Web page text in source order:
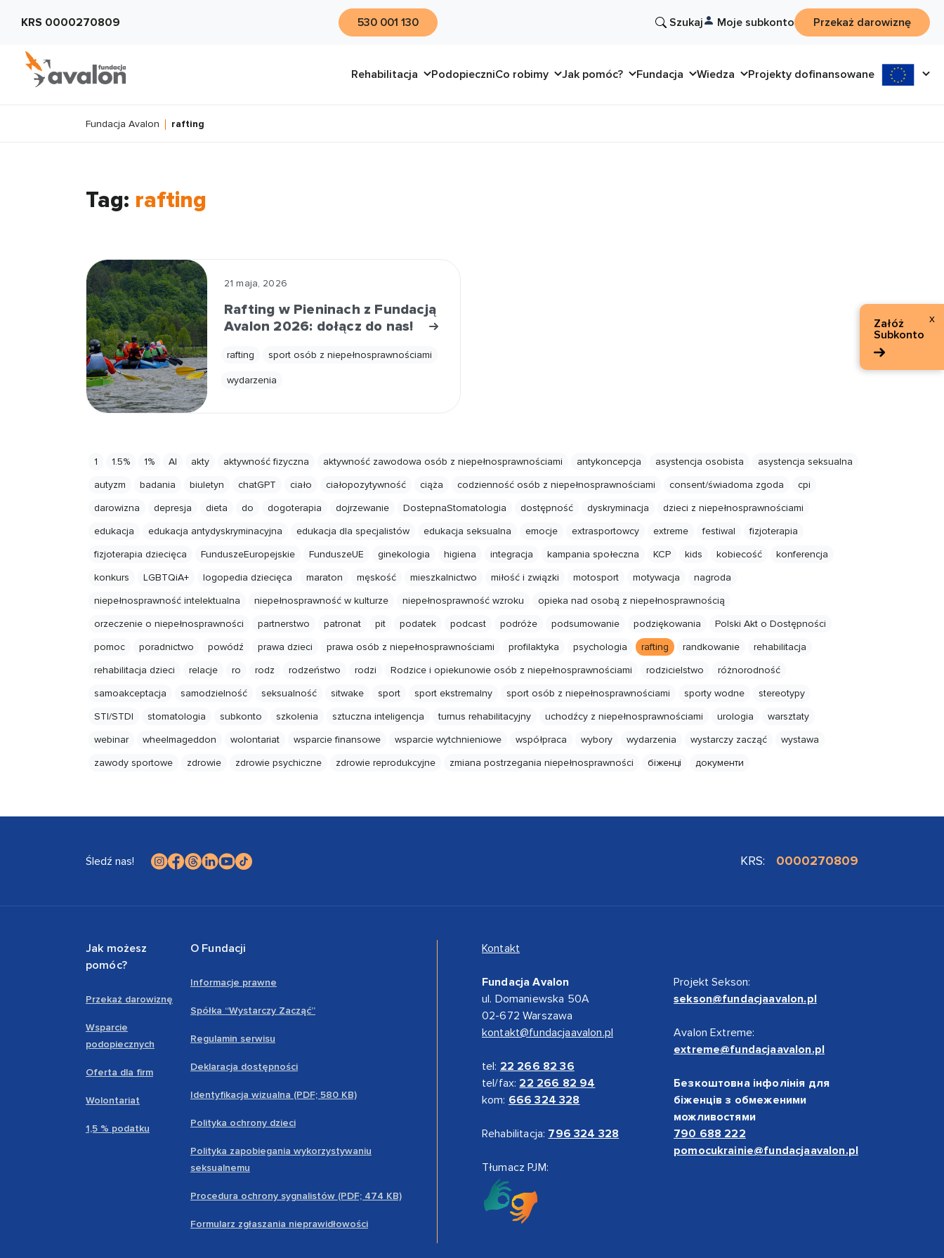
Załóż
Subkonto
x
KRS 0000270809 530 001 130 Szukaj Moje subkonto Przekaż darowiznę
Rehabilitacja PodopieczniCo robimy Jak pomóc? Fundacja Wiedza Projekty dofinansowane
Fundacja Avalon rafting
Tag: rafting
21 maja, 2026
Rafting w Pieninach z Fundacją
Avalon 2026: dołącz do nas!
rafting sport osób z niepełnosprawnościami
wydarzenia
1 1.5% 1% AI akty aktywność fizyczna aktywność zawodowa osób z niepełnosprawnościami antykoncepcja asystencja osobista
asystencja seksualna
autyzm
badania biuletyn chatGPT ciało ciałopozytywność ciąża codzienność osób z niepełnosprawnościami consent/świadoma zgoda
cpi
darowizna
depresja dieta do dogoterapia dojrzewanie DostepnaStomatologia dostępność dyskryminacja
dzieci z niepełnosprawnościami
edukacja
edukacja antydyskryminacyjna edukacja dla specjalistów edukacja seksualna emocje extrasportowcy extreme festiwal
fizjoterapia
fizjoterapia dziecięca
FunduszeEuropejskie FunduszeUE ginekologia higiena integracja kampania społeczna KCP kids kobiecość
konferencja
konkurs
LGBTQiA+ logopedia dziecięca maraton męskość mieszkalnictwo miłość i związki motosport motywacja
nagroda
niepełnosprawność intelektualna
niepełnosprawność w kulturze niepełnosprawność wzroku
opieka nad osobą z niepełnosprawnością
orzeczenie o niepełnosprawności
partnerstwo patronat pit podatek podcast podróże podsumowanie podziękowania
Polski Akt o Dostępności
pomoc
poradnictwo powódź prawa dzieci prawa osób z niepełnosprawnościami profilaktyka psychologia rafting randkowanie
rehabilitacja
rehabilitacja dzieci
relacje ro rodz rodzeństwo rodzi Rodzice i opiekunowie osób z niepełnosprawnościami rodzicielstwo
różnorodność
samoakceptacja
samodzielność seksualność sitwake sport sport ekstremalny sport osób z niepełnosprawnościami sporty wodne
stereotypy
STI/STDI
stomatologia subkonto szkolenia sztuczna inteligencja turnus rehabilitacyjny uchodźcy z niepełnosprawnościami urologia
warsztaty
webinar
wheelmageddon wolontariat wsparcie finansowe wsparcie wytchnieniowe współpraca wybory wydarzenia wystarczy zacząć
wystawa
zawody sportowe
zdrowie zdrowie psychiczne zdrowie reprodukcyjne zmiana postrzegania niepełnosprawności біженці документи
KRS: 0000270809
Śledź nas!
Jak możesz
pomóc?
Przekaż darowiznę
Wsparcie
podopiecznych
Oferta dla firm
Wolontariat
1,5 % podatku
O Fundacji
Informacje prawne
Spółka “Wystarczy Zacząć”
Regulamin serwisu
Deklaracja dostępności
Identyfikacja wizualna (PDF; 580 KB)
Polityka ochrony dzieci
Polityka zapobiegania wykorzystywaniu
seksualnemu
Procedura ochrony sygnalistów (PDF; 474 KB)
Formularz zgłaszania nieprawidłowości
Kontakt
Fundacja Avalon
ul. Domaniewska 50A
02-672 Warszawa
kontakt@fundacjaavalon.pl
tel: 22 266 82 36
tel/fax: 22 266 82 94
kom: 666 324 328
Rehabilitacja: 796 324 328
Tłumacz PJM:
Projekt Sekson:
sekson@fundacjaavalon.pl
Avalon Extreme:
extreme@fundacjaavalon.pl
Безкоштовна інфолінія для
біженців з обмеженими
можливостями
790 688 222
pomocukrainie@fundacjaavalon.pl